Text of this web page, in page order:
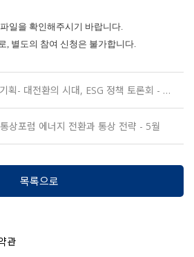
일을 확인해주시기 바랍니다.
, 별도의 참여 신청은 불가합니다.
제22대 총선 기획- 대전환의 시대, ESG 정책 토론회 - 3월
상포럼 에너지 전환과 통상 전략 - 5월
목록으로
관